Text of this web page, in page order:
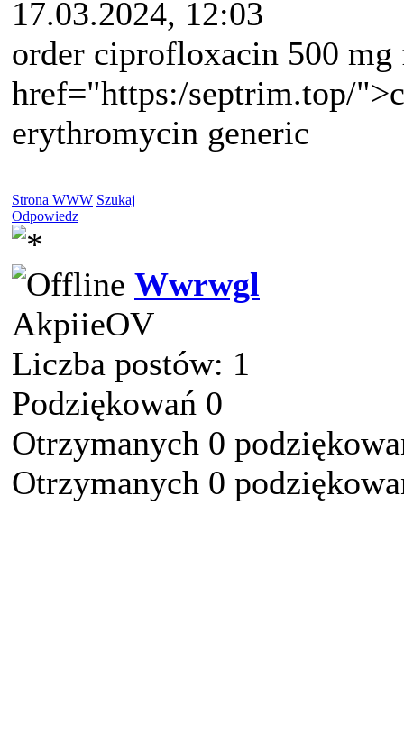
17.03.2024, 12:03
order ciprofloxacin 500 mg
href="https:/septrim.top/
erythromycin generic
Strona WWW Szukaj
Odpowiedz
Wwrwgl
AkpiieOV
Liczba postów: 1
Podziękowań 0
Otrzymanych 0
Otrzymanych 0